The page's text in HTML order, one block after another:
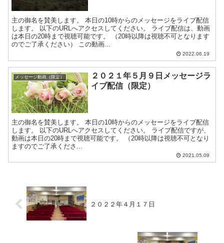
主の御名を賛美します。 本日の10時からのメッセージをライブ配信
します。 以下のURLへアクセスしてください。 ライブ配信は、動画
は本日の20時まで視聴可能です。 （20時以降は視聴不可となります
のでご了承ください） この動画...
2022.06.19
メッセージ動画（限定）
２０２１年５月９日メッセージラ
イブ配信（限定）
主の御名を賛美します。 本日の10時からのメッセージをライブ配信
します。 以下のURLへアクセスしてください。 ライブ配信ですが、
動画は本日の20時まで視聴可能です。 （20時以降は視聴不可となり
ますのでご了承くださ...
2021.05.09
２０２２年４月１７日